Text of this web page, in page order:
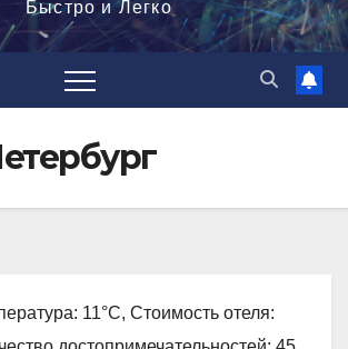
Быстро и Легко
11°C, Стоимость отеля: